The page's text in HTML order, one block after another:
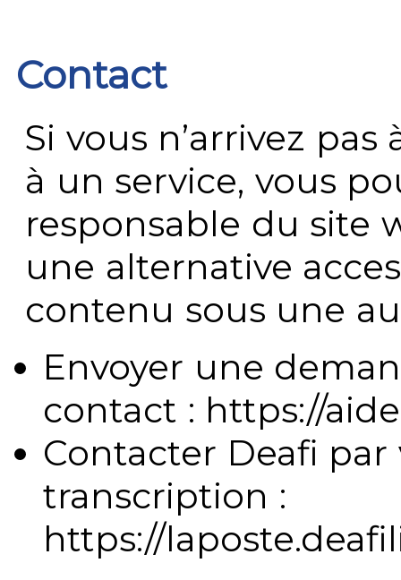
Contact
Si vous n’arrivez
à un service, vous
responsable du site
une alternative
contenu sous une
Envoyer une
contact : https://
Contacter Deafi
transcription :
https://